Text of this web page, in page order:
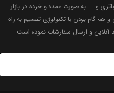
باتری و ... به صورت عمده و خرده در بازار
گام بودن با تکنولوژی تصمیم به راه
آنلاین و ارسال سفارشات نموده است.